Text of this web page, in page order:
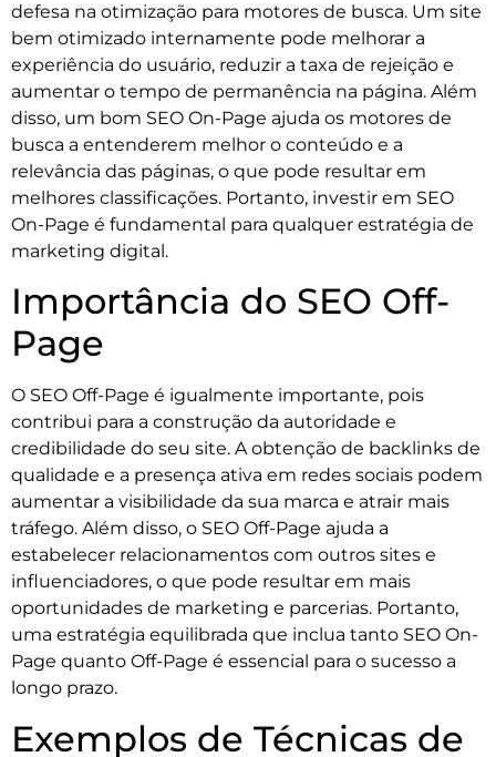
defesa na otimização para motores de busca. Um site
bem otimizado internamente pode melhorar a
experiência do usuário, reduzir a taxa de rejeição e
aumentar o tempo de permanência na página. Além
disso, um bom SEO On-Page ajuda os motores de
busca a entenderem melhor o conteúdo e a
relevância das páginas, o que pode resultar em
melhores classificações. Portanto, investir em SEO
On-Page é fundamental para qualquer estratégia de
marketing digital.
Importância do SEO Off-
Page
O SEO Off-Page é igualmente importante, pois
contribui para a construção da autoridade e
credibilidade do seu site. A obtenção de backlinks de
qualidade e a presença ativa em redes sociais podem
aumentar a visibilidade da sua marca e atrair mais
tráfego. Além disso, o SEO Off-Page ajuda a
estabelecer relacionamentos com outros sites e
influenciadores, o que pode resultar em mais
oportunidades de marketing e parcerias. Portanto,
uma estratégia equilibrada que inclua tanto SEO On-
Page quanto Off-Page é essencial para o sucesso a
longo prazo.
Exemplos de Técnicas de